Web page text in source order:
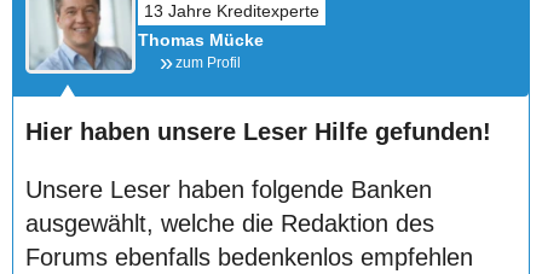
Thomas Mücke
zum Profil
Hier haben unsere Leser Hilfe gefunden!
Unsere Leser haben folgende Banken
ausgewählt, welche die Redaktion des
Forums ebenfalls bedenkenlos empfehlen